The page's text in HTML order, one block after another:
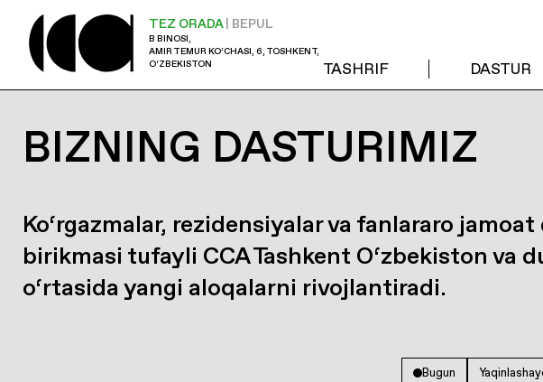
TEZ ORADA| BEPUL
B BINOSI,
AMIR TEMUR KO‘CHASI, 6, TOSHKENT,
O‘ZBEKISTON
TASHRIF DASTUR
BIZNING DASTURIMIZ
Ko‘rgazmalar, rezidensiyalar va fanlararo
birikmasi tufayli CCA Tashkent O‘zbekiston va
o‘rtasida yangi aloqalarni rivojlantiradi.
Bugun